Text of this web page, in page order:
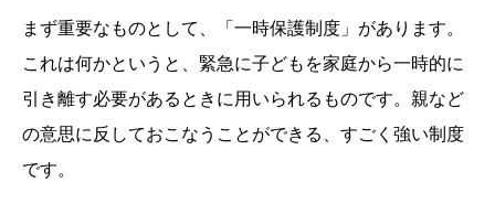
まず重要なものとして、「一時保護制度」があります。
これは何かというと、緊急に子どもを家庭から一時的に
引き離す必要があるときに用いられるものです。親など
の意思に反しておこなうことができる、すごく強い制度
です。